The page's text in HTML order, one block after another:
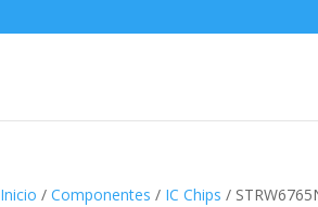
Inicio / Componentes / IC Chips /